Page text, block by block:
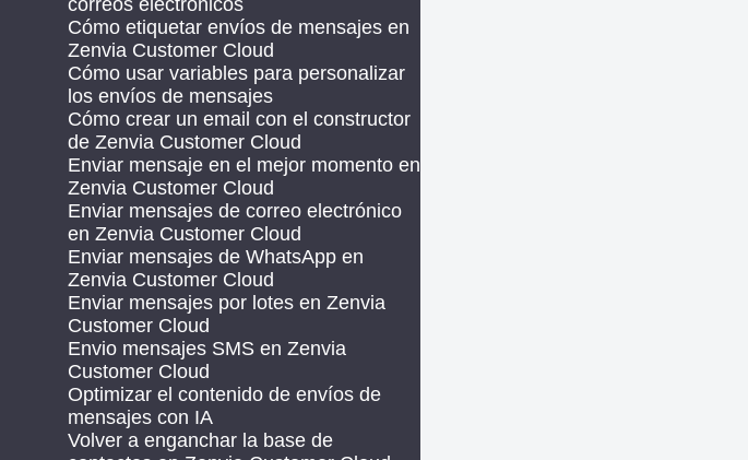
correos electrónicos
Cómo etiquetar envíos de mensajes en
Zenvia Customer Cloud
Cómo usar variables para personalizar
los envíos de mensajes
Cómo crear un email con el constructor
de Zenvia Customer Cloud
Enviar mensaje en el mejor momento en
Zenvia Customer Cloud
Enviar mensajes de correo electrónico
en Zenvia Customer Cloud
Enviar mensajes de WhatsApp en
Zenvia Customer Cloud
Enviar mensajes por lotes en Zenvia
Customer Cloud
Envio mensajes SMS en Zenvia
Customer Cloud
Optimizar el contenido de envíos de
mensajes con IA
Volver a enganchar la base de